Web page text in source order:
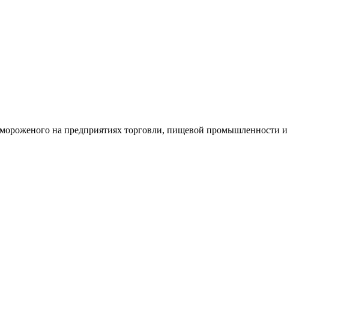
на предприятиях торговли, пищевой промышленности и